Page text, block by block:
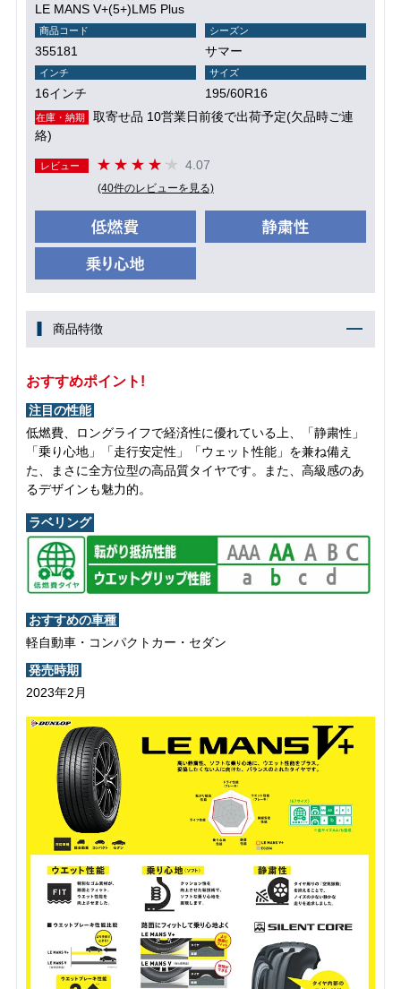
LE MANS V+(5+)LM5 Plus
商品コード
355181
シーズン
サマー
インチ
16インチ
サイズ
195/60R16
在庫・納期
取寄せ品 10営業日前後で出荷予定(欠品時ご連
絡)
レビュー 4.07
(40件のレビューを見る)
商品特徴
おすすめポイント!
注目の性能
低燃費、ロングライフで経済性に優れている上、「静粛性」
「乗り心地」「走行安定性」「ウェット性能」を兼ね備え
た、まさに全方位型の高品質タイヤです。また、高級感のあ
るデザインも魅力的。
ラベリング
おすすめの車種
軽自動車・コンパクトカー・セダン
発売時期
2023年2月